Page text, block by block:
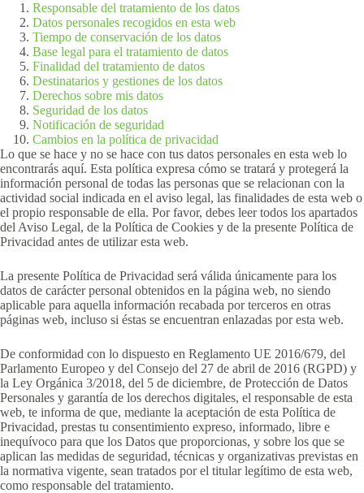
Responsable del tratamiento de los datos
Datos personales recogidos en esta web
Tiempo de conservación de los datos
Base legal para el tratamiento de datos
Finalidad del tratamiento de datos
Destinatarios y gestiones de los datos
Derechos sobre mis datos
Seguridad de los datos
Notificación de seguridad
Cambios en la política de privacidad
Lo que se hace y no se hace con tus datos personales en esta web lo
encontrarás aquí. Esta política expresa cómo se tratará y protegerá la
información personal de todas las personas que se relacionan con la
actividad social indicada en el aviso legal, las finalidades de esta web o
el propio responsable de ella. Por favor, debes leer todos los apartados
del Aviso Legal, de la Política de Cookies y de la presente Política de
Privacidad antes de utilizar esta web.
La presente Política de Privacidad será válida únicamente para los
datos de carácter personal obtenidos en la página web, no siendo
aplicable para aquella información recabada por terceros en otras
páginas web, incluso si éstas se encuentran enlazadas por esta web.
De conformidad con lo dispuesto en Reglamento UE 2016/679, del
Parlamento Europeo y del Consejo del 27 de abril de 2016 (RGPD) y
la Ley Orgánica 3/2018, del 5 de diciembre, de Protección de Datos
Personales y garantía de los derechos digitales, el responsable de esta
web, te informa de que, mediante la aceptación de esta Política de
Privacidad, prestas tu consentimiento expreso, informado, libre e
inequívoco para que los Datos que proporcionas, y sobre los que se
aplican las medidas de seguridad, técnicas y organizativas previstas en
la normativa vigente, sean tratados por el titular legítimo de esta web,
como responsable del tratamiento.